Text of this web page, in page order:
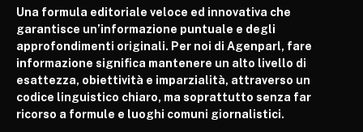
Una formula editoriale veloce ed innovativa che
garantisce un’informazione puntuale e degli
approfondimenti originali. Per noi di Agenparl, fare
informazione significa mantenere un alto livello di
esattezza, obiettività e imparzialità, attraverso un
codice linguistico chiaro, ma soprattutto senza far
ricorso a formule e luoghi comuni giornalistici.